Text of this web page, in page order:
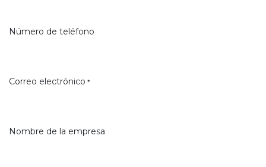
Número de teléfono
Correo electrónico *
Nombre de la empresa